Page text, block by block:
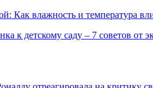
Как влажность и температура
к детскому саду – 7 советов от